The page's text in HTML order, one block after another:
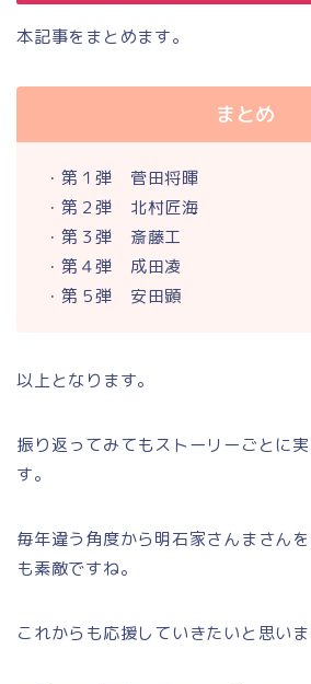
本記事をまとめます。
まとめ
・第１弾 菅田将暉
・第２弾 北村匠海
・第３弾 斎藤工
・第４弾 成田凌
・第５弾 安田顕
以上となります。
振り返ってみてもストーリーごとに
す。
毎年違う角度から明石家さんまさん
も素敵ですね。
これからも応援していきたいと思いま